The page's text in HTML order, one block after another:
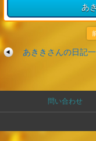
あ
あききさんの日記
問い合わせ